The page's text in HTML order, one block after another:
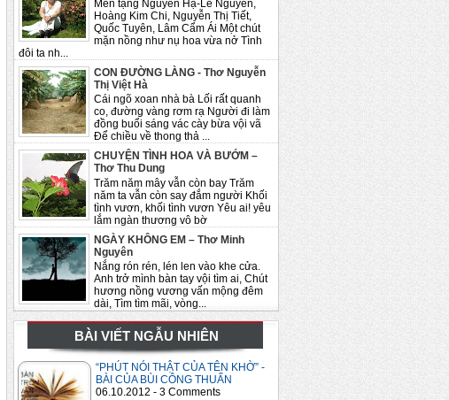
Mến tặng Nguyên Hạ-Lê Nguyễn,
Hoàng Kim Chi, Nguyễn Thị Tiết,
Quốc Tuyên, Lâm Cẩm Ái Một chút
mặn nồng như nụ hoa vừa nở Tình
đôi ta nh...
CON ĐƯỜNG LÀNG - Thơ Nguyễn
Thị Việt Hà
Cái ngõ xoan nhà bà Lối rất quanh
co, đường vàng rơm rạ Người đi làm
đồng buổi sáng vác cày bừa vội vã
Để chiều về thong thả ...
CHUYỆN TÌNH HOA VÀ BƯỚM –
Thơ Thu Dung
Trăm năm mây vẫn còn bay Trăm
năm ta vẫn còn say đắm người Khối
tình vươn, khối tình vươn Yêu ai! yêu
lắm ngàn thương vô bờ
NGÀY KHÔNG EM – Thơ Minh
Nguyên
Nắng rón rén, lén len vào khe cửa.
Anh trở mình bàn tay vội tìm ai, Chút
hương nồng vương vấn mộng đêm
dài, Tìm tìm mãi, vòng...
BÀI VIẾT NGẪU NHIÊN
“PHÚT NÓI THẬT CỦA TÊN KHỜ” -
BÀI CỦA BÙI CÔNG THUẤN
06.10.2012 - 3 Comments